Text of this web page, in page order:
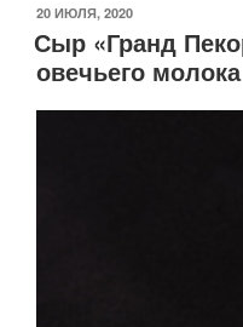
ОПУБЛИКОВАНО
20 ИЮЛЯ, 2020
Сыр «Гранд
овечьего молока